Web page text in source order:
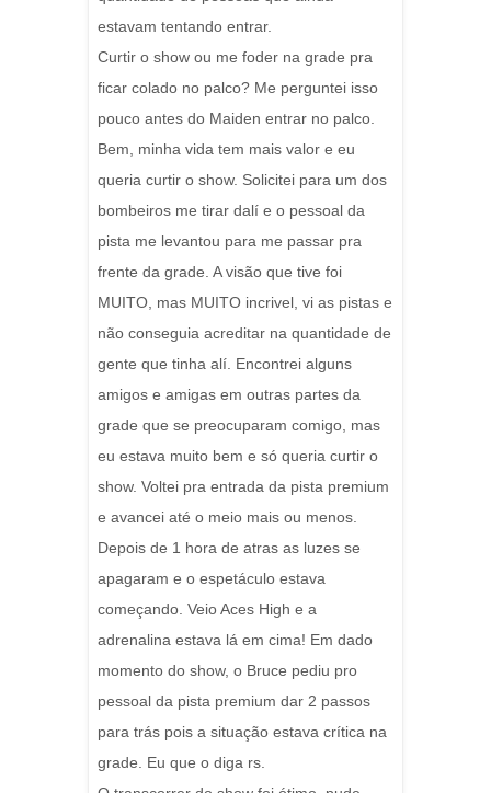
estavam tentando entrar.
Curtir o show ou me foder na grade pra
ficar colado no palco? Me perguntei isso
pouco antes do Maiden entrar no palco.
Bem, minha vida tem mais valor e eu
queria curtir o show. Solicitei para um dos
bombeiros me tirar dalí e o pessoal da
pista me levantou para me passar pra
frente da grade. A visão que tive foi
MUITO, mas MUITO incrivel, vi as pistas e
não conseguia acreditar na quantidade de
gente que tinha alí. Encontrei alguns
amigos e amigas em outras partes da
grade que se preocuparam comigo, mas
eu estava muito bem e só queria curtir o
show. Voltei pra entrada da pista premium
e avancei até o meio mais ou menos.
Depois de 1 hora de atras as luzes se
apagaram e o espetáculo estava
começando. Veio Aces High e a
adrenalina estava lá em cima! Em dado
momento do show, o Bruce pediu pro
pessoal da pista premium dar 2 passos
para trás pois a situação estava crítica na
grade. Eu que o diga rs.